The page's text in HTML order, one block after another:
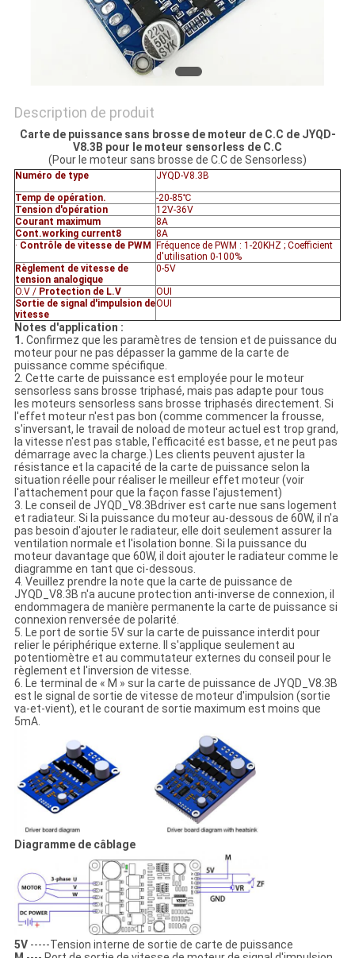
SOUMISSION
SITE
POLITIQUE
DE
CONFIDENTIALITÉ
Description de produit
Carte de puissance sans brosse de moteur de C.C de JYQD-
V8.3B pour le moteur sensorless de C.C
(Pour le moteur sans brosse de C.C de Sensorless)
Numéro de type
JYQD-V8.3B
Temp de opération.
-20-85℃
Tension d'opération
12V-36V
Courant maximum
8A
Cont.working current8
8A
· Contrôle de vitesse de PWM
Fréquence de PWM : 1-20KHZ ; Coefficient
d'utilisation 0-100%
Règlement de vitesse de
tension analogique
0-5V
O.V / Protection de L.V
OUI
Sortie de signal d'impulsion de
vitesse
OUI
Notes d'application :
1. Confirmez que les paramètres de tension et de puissance du
moteur pour ne pas dépasser la gamme de la carte de
puissance comme spécifique.
2. Cette carte de puissance est employée pour le moteur
sensorless sans brosse triphasé, mais pas adapte pour tous
les moteurs sensorless sans brosse triphasés directement. Si
l'effet moteur n'est pas bon (comme commencer la frousse,
s'inversant, le travail de noload de moteur actuel est trop grand,
la vitesse n'est pas stable, l'efficacité est basse, et ne peut pas
démarrage avec la charge.) Les clients peuvent ajuster la
résistance et la capacité de la carte de puissance selon la
situation réelle pour réaliser le meilleur effet moteur (voir
l'attachement pour que la façon fasse l'ajustement)
3. Le conseil de JYQD_V8.3Bdriver est carte nue sans logement
et radiateur. Si la puissance du moteur au-dessous de 60W, il n'a
pas besoin d'ajouter le radiateur, elle doit seulement assurer la
ventilation normale et l'isolation bonne. Si la puissance du
moteur davantage que 60W, il doit ajouter le radiateur comme le
diagramme en tant que ci-dessous.
4. Veuillez prendre la note que la carte de puissance de
JYQD_V8.3B n'a aucune protection anti-inverse de connexion, il
endommagera de manière permanente la carte de puissance si
connexion renversée de polarité.
5. Le port de sortie 5V sur la carte de puissance interdit pour
relier le périphérique externe. Il s'applique seulement au
potentiomètre et au commutateur externes du conseil pour le
règlement et l'inversion de vitesse.
6. Le terminal de « M » sur la carte de puissance de JYQD_V8.3B
est le signal de sortie de vitesse de moteur d'impulsion (sortie
va-et-vient), et le courant de sortie maximum est moins que
5mA.
Diagramme de câblage
5V-----Tension interne de sortie de carte de puissance